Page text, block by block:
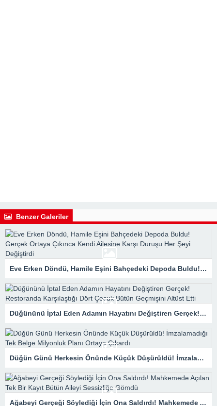
Benzer Galeriler
Eve Erken Döndü, Hamile Eşini Bahçedeki Depoda Buldu! Gerçek Ortaya Çıkınca Kendi Ailesine Karşı Duruşu Her Şeyi Değiştirdi
Düğününü İptal Eden Adamın Hayatını Değiştiren Gerçek! Restoranda Karşılaştığı Dört Çocuk Bütün Geçmişini Altüst Etti
Düğün Günü Herkesin Önünde Küçük Düşürüldü! İmzalamadığı Tek Belge Milyonluk Planı Ortaya Çıkardı
Ağabeyi Gerçeği Söylediği İçin Ona Saldırdı! Mahkemede Açılan Tek Bir Kayıt Bütün Aileyi Sessizliğe Gömdü